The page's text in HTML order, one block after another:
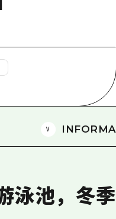
泳池，冬